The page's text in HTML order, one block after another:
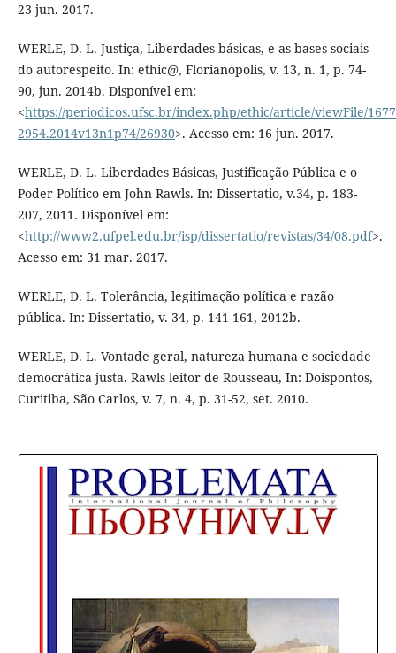
23 jun. 2017.
WERLE, D. L. Justiça, Liberdades básicas, e as bases sociais
do autorespeito. In: ethic@, Florianópolis, v. 13, n. 1, p. 74-
90, jun. 2014b. Disponível em:
<https://periodicos.ufsc.br/index.php/ethic/article/viewFile/
2954.2014v13n1p74/26930>. Acesso em: 16 jun. 2017.
WERLE, D. L. Liberdades Básicas, Justificação Pública e o
Poder Político em John Rawls. In: Dissertatio, v.34, p. 183-
207, 2011. Disponível em:
<http://www2.ufpel.edu.br/isp/dissertatio/revistas/34/08.pdf>.
Acesso em: 31 mar. 2017.
WERLE, D. L. Tolerância, legitimação política e razão
pública. In: Dissertatio, v. 34, p. 141-161, 2012b.
WERLE, D. L. Vontade geral, natureza humana e sociedade
democrática justa. Rawls leitor de Rousseau, In: Doispontos,
Curitiba, São Carlos, v. 7, n. 4, p. 31-52, set. 2010.